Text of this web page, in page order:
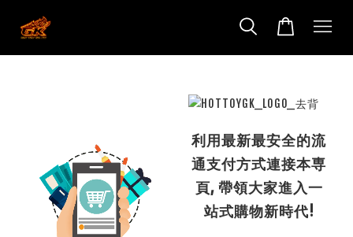
利用最新最安全的流
通支付方式連接本専
頁, 帶領大家進入一
站式購物新時代!